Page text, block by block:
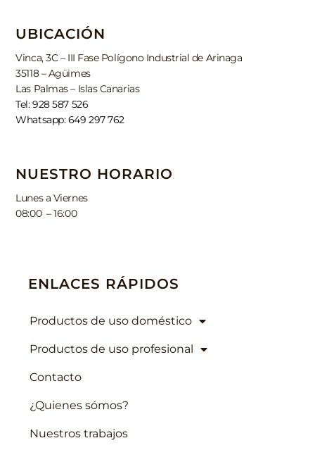
UBICACIÓN
Vinca, 3C – III Fase Polígono Industrial de Arinaga
35118 – Agüimes
Las Palmas – Islas Canarias
Tel: 928 587 526
Whatsapp: 649 297 762
NUESTRO HORARIO
Lunes a Viernes
08:00 – 16:00
ENLACES RÁPIDOS
Productos de uso doméstico
Productos de uso profesional
Contacto
¿Quienes sómos?
Nuestros trabajos